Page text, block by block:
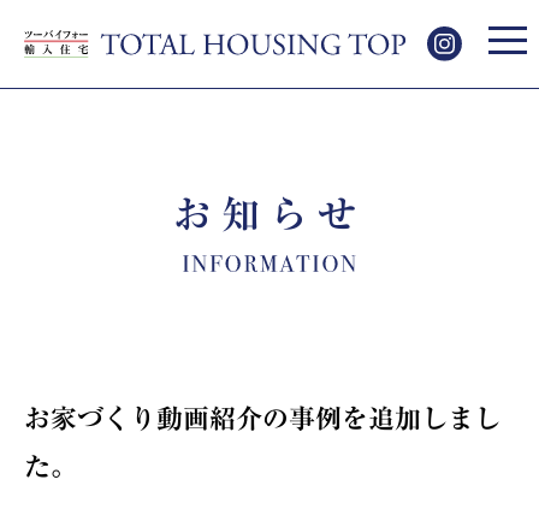
お知らせ
お家づくり動画紹介の事例を追加しまし
た。